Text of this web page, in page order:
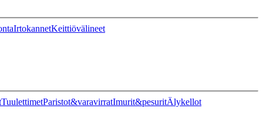
IrtokannetKeittiövälineet
TuulettimetParistot&varavirratImurit&pesuritÄlykellot